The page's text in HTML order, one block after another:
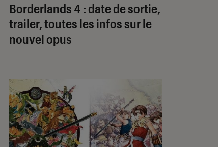
Borderlands 4 : date de sortie,
trailer, toutes les infos sur le
nouvel opus